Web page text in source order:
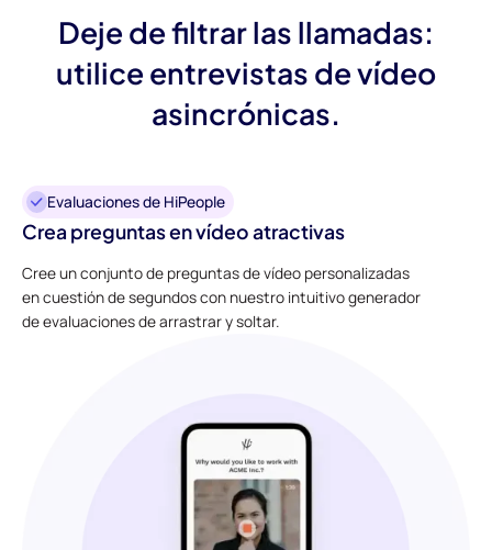
Deje de filtrar las llamadas:
utilice entrevistas de vídeo
asincrónicas.
Evaluaciones de HiPeople
Crea preguntas en vídeo atractivas
Cree un conjunto de preguntas de vídeo personalizadas
en cuestión de segundos con nuestro intuitivo generador
de evaluaciones de arrastrar y soltar.